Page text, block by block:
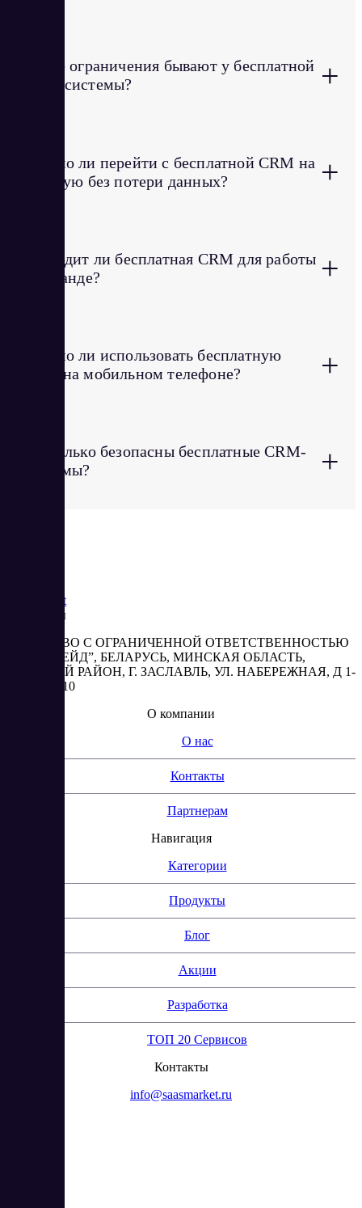
Какие ограничения бывают у бесплатной
CRM-системы?
+
Можно ли перейти с бесплатной CRM на
платную без потери данных?
+
Подходит ли бесплатная CRM для работы
в команде?
+
Можно ли использовать бесплатную
CRM на мобильном телефоне?
+
Насколько безопасны бесплатные CRM-
системы?
+
Market
Реквизиты
ОБЩЕСТВО С ОГРАНИЧЕННОЙ ОТВЕТСТВЕННОСТЬЮ
“АБЕСТРЕЙД”, БЕЛАРУСЬ, МИНСКАЯ ОБЛАСТЬ,
МИНСКИЙ РАЙОН, Г. ЗАСЛАВЛЬ, УЛ. НАБЕРЕЖНАЯ, Д 1-
2, КОМ. 310
О компании
О нас
Контакты
Партнерам
Навигация
Категории
Продукты
Блог
Акции
Разработка
ТОП 20 Сервисов
Контакты
info@saasmarket.ru